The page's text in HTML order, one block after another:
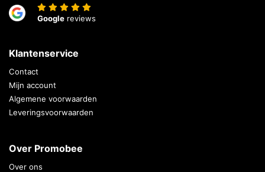
Google reviews
Klantenservice
Contact
Mijn account
Algemene voorwaarden
Leveringsvoorwaarden
Over Promobee
Over ons